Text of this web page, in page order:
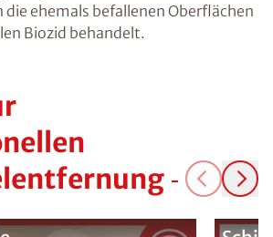
die ehemals befallenen Oberflächen
Biozid behandelt.